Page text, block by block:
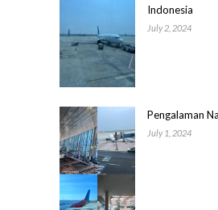
Indonesia
July 2, 2024
Pengalaman
July 1, 2024